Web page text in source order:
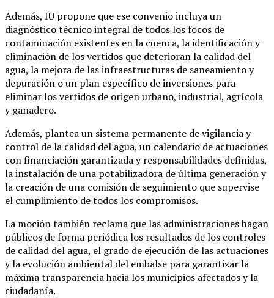
Además, IU propone que ese convenio incluya un
diagnóstico técnico integral de todos los focos de
contaminación existentes en la cuenca, la identificación y
eliminación de los vertidos que deterioran la calidad del
agua, la mejora de las infraestructuras de saneamiento y
depuración o un plan específico de inversiones para
eliminar los vertidos de origen urbano, industrial, agrícola
y ganadero.
Además, plantea un sistema permanente de vigilancia y
control de la calidad del agua, un calendario de actuaciones
con financiación garantizada y responsabilidades definidas,
la instalación de una potabilizadora de última generación y
la creación de una comisión de seguimiento que supervise
el cumplimiento de todos los compromisos.
La moción también reclama que las administraciones hagan
públicos de forma periódica los resultados de los controles
de calidad del agua, el grado de ejecución de las actuaciones
y la evolución ambiental del embalse para garantizar la
máxima transparencia hacia los municipios afectados y la
ciudadanía.